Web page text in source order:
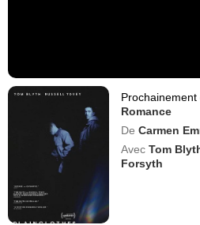
Prochainement
Romance
De Carmen
Avec Tom
Forsyth